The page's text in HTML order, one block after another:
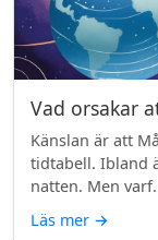
Vad orsakar
Känslan är att
tidtabell. Ibland
natten. Men
Läs mer →